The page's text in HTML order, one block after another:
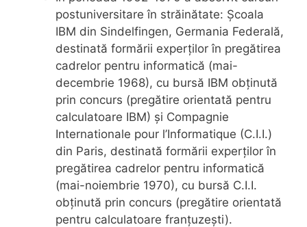
postuniversitare în străinătate: Școala
IBM din Sindelfingen, Germania Federală,
destinată formării experților în pregătirea
cadrelor pentru informatică (mai-
decembrie 1968), cu bursă IBM obținută
prin concurs (pregătire orientată pentru
calculatoare IBM) și Compagnie
Internationale pour l’Informatique (C.I.I.)
din Paris, destinată formării experților în
pregătirea cadrelor pentru informatică
(mai-noiembrie 1970), cu bursă C.I.I.
obținută prin concurs (pregătire orientată
pentru calculatoare franțuzești).